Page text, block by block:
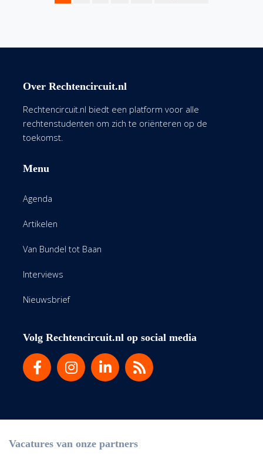
Over Rechtencircuit.nl
Rechtencircuit.nl biedt een platform voor alle
rechtenstudenten om zich te oriënteren op de
toekomst.
Menu
Agenda
Artikelen
Van Bundel tot Baan
Interviews
Nieuwsbrief
Volg Rechtencircuit.nl op social media
Vacatures van onze partners